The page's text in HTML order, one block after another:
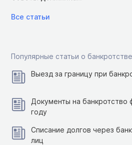
Все статьи
Популярные статьи о банкротстве
Выезд за границу при
Документы на банкротство
году
Списание долгов через
лиц